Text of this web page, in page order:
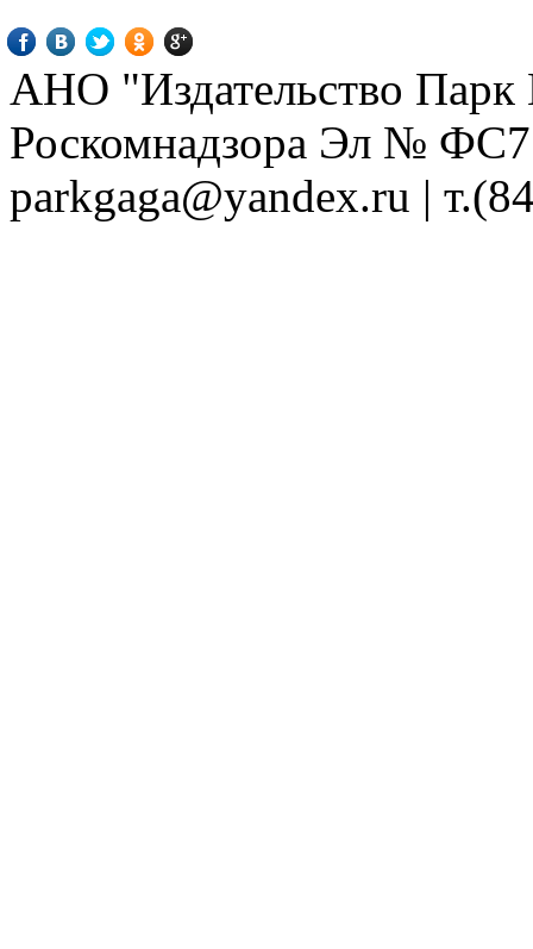
АНО "Издательство Парк
Роскомнадзора Эл №
parkgaga@yandex.ru |